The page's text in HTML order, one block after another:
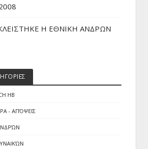
Η ΕΘΝΙΚΗ ΑΝΔΡΩΝ
HB
- ΑΠΌΨΕΙΣ